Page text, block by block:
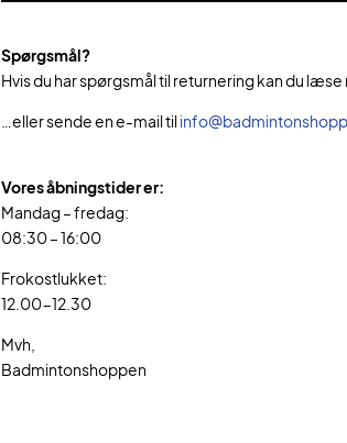
Spørgsmål?
Hvis du har spørgsmål til returnering kan du
…eller sende en e-mail til
Vores åbningstider er:
Mandag – fredag:
08:30 – 16:00
Frokostlukket:
12.00-12.30
Mvh,
Badmintonshoppen